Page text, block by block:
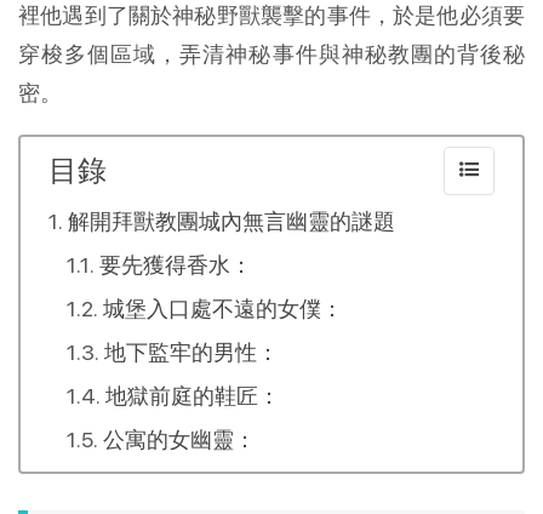
裡他遇到了關於神秘野獸襲擊的事件，於是他必須要
穿梭多個區域，弄清神秘事件與神秘教團的背後秘
密。
目錄
解開拜獸教團城內無言幽靈的謎題
要先獲得香水：
城堡入口處不遠的女僕：
地下監牢的男性：
地獄前庭的鞋匠：
公寓的女幽靈：